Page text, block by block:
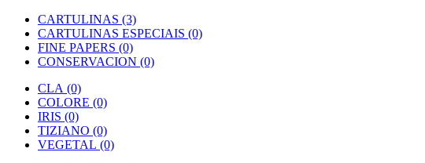
CARTULINAS (3)
CARTULINAS ESPECIAIS (0)
FINE PAPERS (0)
CONSERVACION (0)
CLA (0)
COLORE (0)
IRIS (0)
TIZIANO (0)
VEGETAL (0)